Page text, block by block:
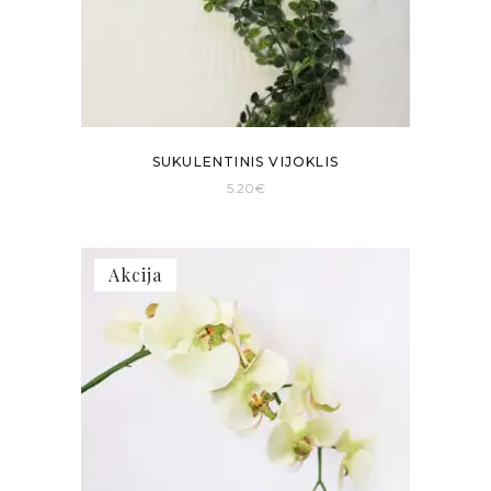
SUKULENTINIS VIJOKLIS
5.20€
Akcija